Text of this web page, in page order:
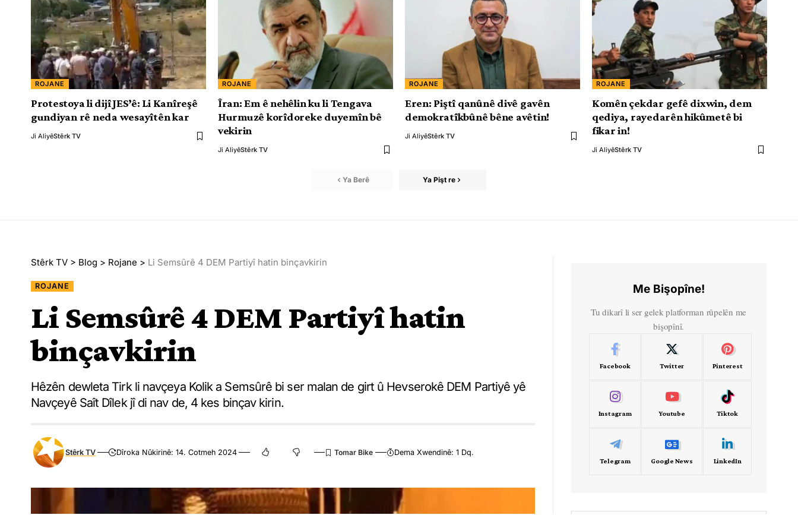
ROJANE
Protestoya li dijî JES’ê: Li Kanîreşê
gundiyan rê neda wesayîtên kar
Ji AliyêStêrk TV
ROJANE
Îran: Em ê nehêlin ku li Tengava
Hurmuzê korîdoreke duyemîn bê
vekirin
Ji AliyêStêrk TV
ROJANE
Eren: Piştî qanûnê divê gavên
demokratîkbûnê bêne avêtin!
Ji AliyêStêrk TV
ROJANE
Komên çekdar gefê dixwin, dem
qediya, rayedarên hikûmetê bi
fikar in!
Ji AliyêStêrk TV
Ya Berê Ya Pişt re
Stêrk TV > Blog > Rojane > Li Semsûrê 4 DEM Partiyî hatin binçavkirin
ROJANE
Li Semsûrê 4 DEM Partiyî hatin
binçavkirin
Hêzên dewleta Tirk li navçeya Kolik a Semsûrê bi ser malan de girt û Hevserokê DEM Partiyê yê
Navçeyê Saît Dîlek jî di nav de, 4 kes binçav kirin.
Stêrk TV Dîroka Nûkirinê: 14. Cotmeh 2024 Dema Xwendinê: 1 Dq.
Me Bişopîne!
Tu dikarî li ser gelek platforman rûpelên me
bişopînî.
Facebook Twitter Pinterest
Instagram Youtube Tiktok
Telegram Google News LinkedIn